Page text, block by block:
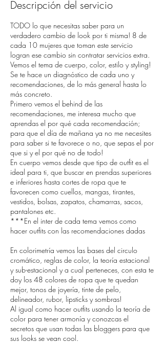
Descripción del servicio
TODO lo que necesitas saber para un
verdadero cambio de look por ti misma! 8 de
cada 10 mujeres que toman este servicio
logran ese cambio sin contratar servicios extra.
Vemos el tema de cuerpo, color, estilo y styling!
Se te hace un diagnóstico de cada uno y
recomendaciones, de lo más general hasta lo
más concreto.
Primero vemos el behind de las
recomendaciones, me interesa mucho que
aprendas el por qué cada recomendación;
para que el día de mañana ya no me necesites
para saber si te favorece o no, que sepas el por
que si y el por qué no de todo!
En cuerpo vemos desde que tipo de outfit es el
ideal para ti, que buscar en prendas superiores
e inferiores hasta cortes de ropa que te
favorecen como cuellos, mangas, tirantes,
vestidos, bolsas, zapatos, chamarras, sacos,
pantalones etc.
***En el inter de cada tema vemos como
hacer outfits con las recomendaciones dadas
En colorimetría vemos las bases del circulo
cromático, reglas de color, la teoría estacional
y sub-estacional y a cual perteneces, con esta te
doy los 48 colores de ropa que te quedan
mejor, tonos de joyería, tinte de pelo,
delineador, rubor, lipsticks y sombras!
Al igual como hacer outfits usando la teoría de
color para tener armonía y conozcas el
secretos que usan todas las bloggers para que
sus looks se vean cool.